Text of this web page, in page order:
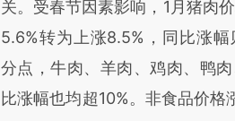
关。受春节因素影响，1月猪肉
5.6%转为上涨8.5%，同比涨幅
分点，牛肉、羊肉、鸡肉、鸭
比涨幅也均超10%。非食品价格